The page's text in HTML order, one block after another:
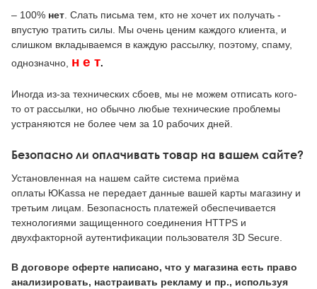
– 100% нет . Слать письма тем, кто не хочет их получать -
впустую тратить силы. Мы очень ценим каждого клиента, и
слишком вкладываемся в каждую рассылку, поэтому, спаму,
однозначно, н е т.
Иногда из-за технических сбоев, мы не можем отписать кого-
то от рассылки, но обычно любые технические проблемы
устраняются не более чем за 10 рабочих дней.
Безопасно ли оплачивать товар на вашем сайте?
Установленная на нашем сайте система приёма
оплаты ЮKassa не передает данные вашей карты магазину и
третьим лицам. Безопасность платежей обеспечивается
технологиями защищенного соединения HTTPS и
двухфакторной аутентификации пользователя 3D Secure.
В договоре оферте написано, что у магазина есть право
анализировать, настраивать рекламу и пр., используя